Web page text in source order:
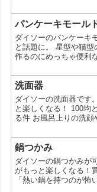
いポイントもあります
ーヒードリッパーは、
ヒーを注げるアイテム
コーヒーが左右に分か
パンケーキモール
ダイソーのパンケーキ
と話題に。 星型や猫
作るのにめっちゃ便利
konn (@konnpic7)
洗面器
ダイソーの洗面器です
と楽しくなる！ 100均
る件 お風呂上りの洗
気になる…。そんなあ
には、そんな願いを叶
くさん売られているん
っぷりとお伝えします
鍋つかみ
ダイソーの鍋つかみが
がもっと楽しくなる！
「熱い鍋を持つのが